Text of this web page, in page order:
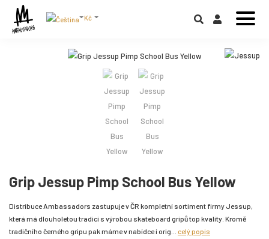
Kč
Grip Jessup Pimp School Bus Yellow
Distribuce Ambassadors zastupuje v ČR kompletní sortiment firmy Jessup,
která má dlouholetou tradici s výrobou skateboard gripů top kvality. Kromě
tradičního černého gripu pak máme v nabídce i orig... celý popis